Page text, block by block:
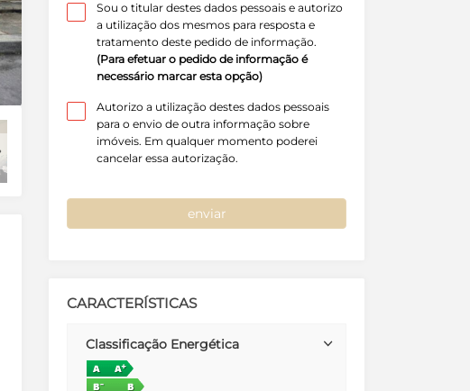
Sou o titular destes dados pessoais e autorizo
a utilização dos mesmos para resposta e
tratamento deste pedido de informação.
(Para efetuar o pedido de informação é
necessário marcar esta opção)
Autorizo a utilização destes dados pessoais
para o envio de outra informação sobre
imóveis. Em qualquer momento poderei
cancelar essa autorização.
enviar
CARACTERÍSTICAS
Classificação Energética